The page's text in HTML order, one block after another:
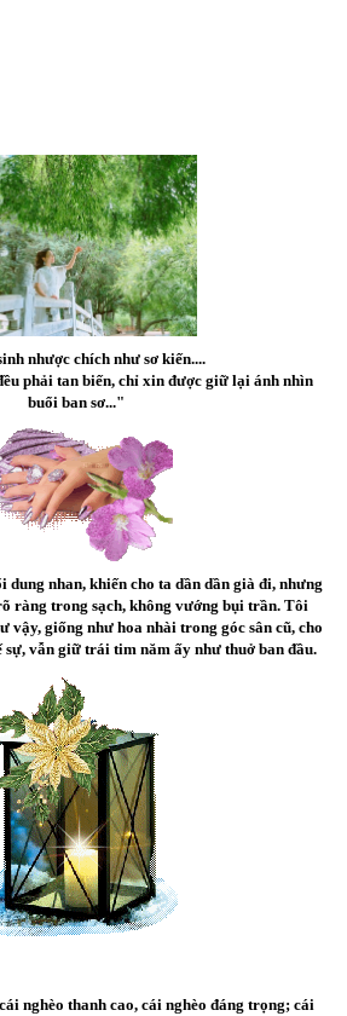
nhược chích như sơ kiến....
phải tan biến, chỉ xin được giữ lại ánh nhìn
buổi ban sơ..."
dung nhan, khiến cho ta dần dần già đi, nhưng
ràng trong sạch, không vướng bụi trần. Tôi
vậy, giống như hoa nhài trong góc sân cũ, cho
sự, vẫn giữ trái tim năm ấy như thuở ban đầu.
nghèo thanh cao, cái nghèo đáng trọng; cái